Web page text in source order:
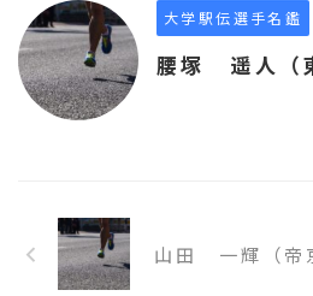
大学駅伝選手名鑑
腰塚 遥人（
山田 一輝（帝